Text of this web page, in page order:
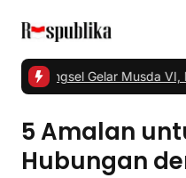
PKS Tangsel Gelar Musda
5 Amalan
Hubungan